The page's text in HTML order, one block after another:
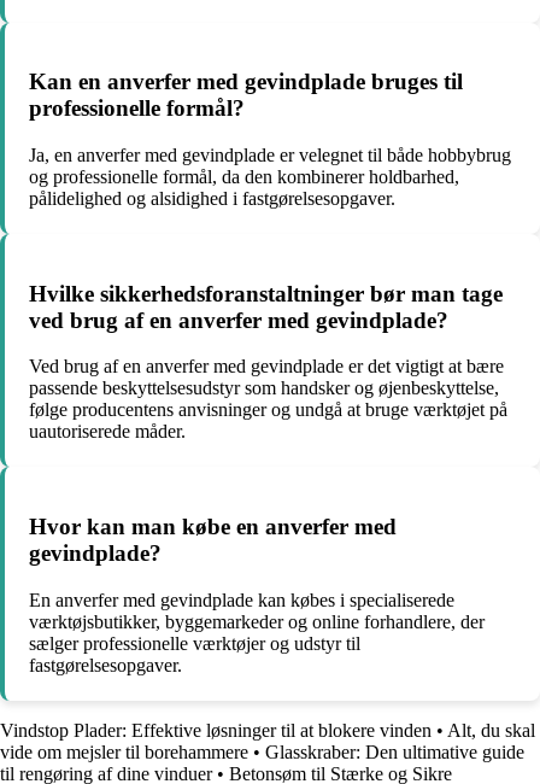
Kan en anverfer med gevindplade bruges til
professionelle formål?
Ja, en anverfer med gevindplade er velegnet til både hobbybrug
og professionelle formål, da den kombinerer holdbarhed,
pålidelighed og alsidighed i fastgørelsesopgaver.
Hvilke sikkerhedsforanstaltninger bør man tage
ved brug af en anverfer med gevindplade?
Ved brug af en anverfer med gevindplade er det vigtigt at bære
passende beskyttelsesudstyr som handsker og øjenbeskyttelse,
følge producentens anvisninger og undgå at bruge værktøjet på
uautoriserede måder.
Hvor kan man købe en anverfer med
gevindplade?
En anverfer med gevindplade kan købes i specialiserede
værktøjsbutikker, byggemarkeder og online forhandlere, der
sælger professionelle værktøjer og udstyr til
fastgørelsesopgaver.
Vindstop Plader: Effektive løsninger til at blokere vinden • Alt, du skal
vide om mejsler til borehammere • Glasskraber: Den ultimative guide
til rengøring af dine vinduer• Betonsøm til Stærke og Sikre